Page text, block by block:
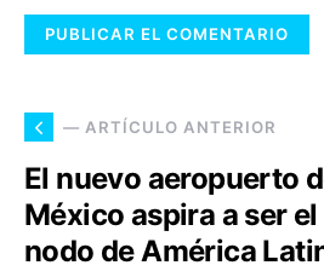
— ARTÍCULO ANTERIOR
El nuevo aeropuerto
México aspira a ser
nodo de América